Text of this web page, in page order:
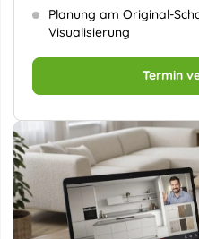
Planung am Original-
Visualisierung
Termin